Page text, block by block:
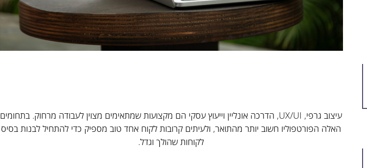
עיצוב גרפי, UX/UI, הדרכה אונליין וייעוץ עסקי הם מקצועות שמתאימים מצוין לעבודה מרחוק. בתחומים
האלה הפורטפוליו חשוב יותר מהתואר, ולעיתים קרובות לקוח אחד טוב מספיק כדי להתחיל לבנות בסיס
לקוחות שהולך וגדל.